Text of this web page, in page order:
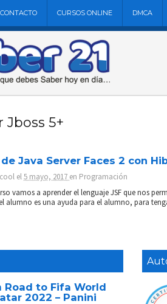
CONTACTO CURSOS ONLINE DMCA
Jboss 5+
Java Server Faces 2 con
el5 mayo, 2017 en Programación
vamos a aprender el lenguaje JSF que nos
alumno es una ayuda para el alumno, para
Road to Fifa World
2022 – Panini